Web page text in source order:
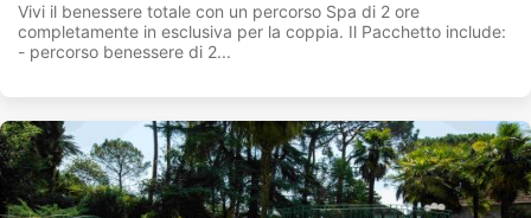
Vivi il benessere totale con un percorso Spa di 2 ore
completamente in esclusiva per la coppia. Il Pacchetto include:
- percorso benessere di 2...